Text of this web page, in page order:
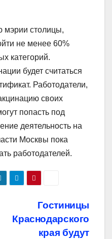
мэрии столицы,
не менее 60%
категорий.
будет считаться
Работодатели,
своих
попасть под
деятельность на
Москвы пока
работодателей.
Гостиницы
Краснодарского
края будут